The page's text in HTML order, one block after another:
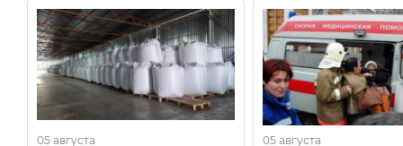
05 августа 05 августа